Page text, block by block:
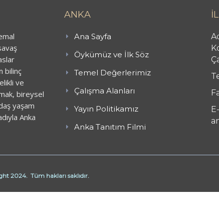
bilinç
ve
bireysel
yaşam
Anka
ANKA
Ana Sayfa
Öykümüz ve İlk Söz
Temel Değerlerimiz
Çalışma Alanları
Yayın Politikamız
Anka Tanıtım Filmi
2024. Tüm hakları saklıdır.